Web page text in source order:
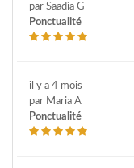
par Saadia G
Ponctualité
il y a 4 mois
par Maria A
Ponctualité